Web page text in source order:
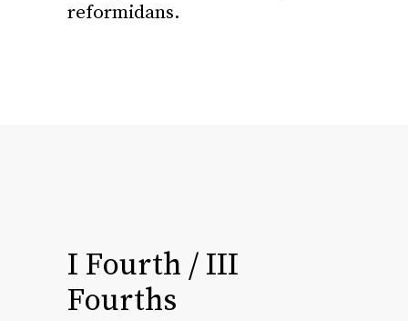
reformidans.
I Fourth / III
Fourths